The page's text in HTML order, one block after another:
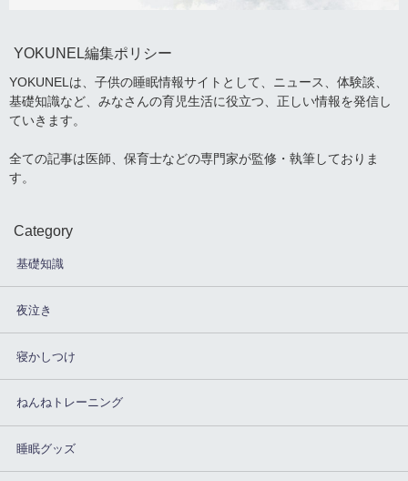
YOKUNEL編集ポリシー
YOKUNELは、子供の睡眠情報サイトとして、ニュース、体験談、
基礎知識など、みなさんの育児生活に役立つ、正しい情報を発信し
ていきます。
全ての記事は医師、保育士などの専門家が監修・執筆しておりま
す。
Category
基礎知識
夜泣き
寝かしつけ
ねんねトレーニング
睡眠グッズ